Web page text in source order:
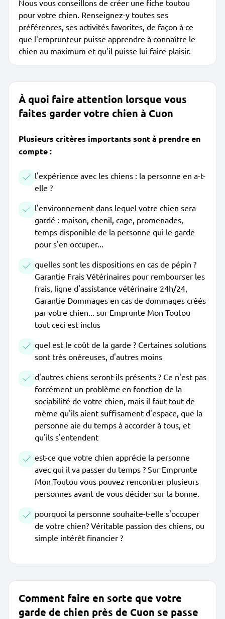
Nous vous conseillons de créer une fiche toutou
pour votre chien. Renseignez-y toutes ses
préférences, ses activités favorites, de façon à ce
que l'emprunteur puisse apprendre à connaître le
chien au maximum et qu'il puisse lui faire plaisir.
À quoi faire attention lorsque vous
faites garder votre chien à Cuon
Plusieurs critères importants sont à prendre en
compte :
l'expérience avec les chiens : la personne en a-t-
elle ?
l'environnement dans lequel votre chien sera
gardé : maison, chenil, cage, promenades,
temps disponible de la personne qui le garde
pour s'en occuper...
quelles sont les dispositions en cas de pépin ?
Garantie Frais Vétérinaires pour rembourser les
frais, ligne d'assistance vétérinaire 24h/24,
Garantie Dommages en cas de dommages créés
par votre chien... sur Emprunte Mon Toutou
tout ceci est inclus
quel est le coût de la garde ? Certaines solutions
sont très onéreuses, d'autres moins
d'autres chiens seront-ils présents ? Ce n'est pas
forcément un problème en fonction de la
sociabilité de votre chien, mais il faut tout de
même qu'ils aient suffisament d'espace, que la
personne aie du temps à accorder à tous, et
qu'ils s'entendent
est-ce que votre chien apprécie la personne
avec qui il va passer du temps ? Sur Emprunte
Mon Toutou vous pouvez rencontrer plusieurs
personnes avant de vous décider sur la bonne.
pourquoi la personne souhaite-t-elle s'occuper
de votre chien? Véritable passion des chiens, ou
simple intérêt financier ?
Comment faire en sorte que votre
garde de chien près de Cuon se passe